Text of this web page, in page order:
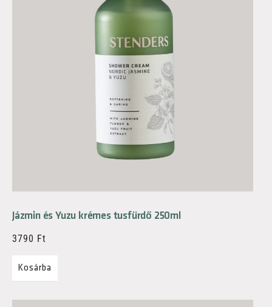
Jázmin és Yuzu krémes tusfürdő 250ml
3790 Ft
Kosárba